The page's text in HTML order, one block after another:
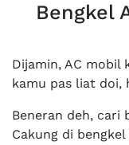
Bengkel
Dijamin, AC mobil
kamu pas liat doi,
Beneran deh, cari
Cakung di